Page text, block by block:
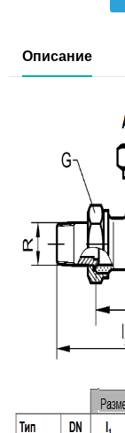
Описание